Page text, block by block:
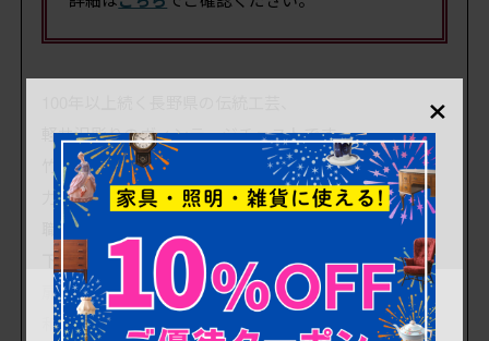
軽井沢彫りのヴィンテージチェストです。
竹林の風景を切り取ったかのような
力強く伸びる様子が彫刻で細かく表現され、
職人のこだわりと確かな技術がうかがえます。
下段の引き出しに加え、
扉内部には衣装盆が付いており、
和服や畳んでしまうシャツなどの収納に便利ですよ。
×